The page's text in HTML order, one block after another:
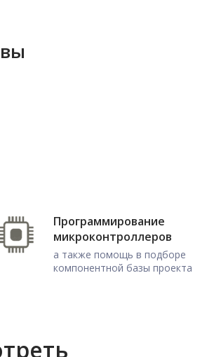
Программирование
микроконтроллеров
а также помощь в подборе
компонентной базы проекта